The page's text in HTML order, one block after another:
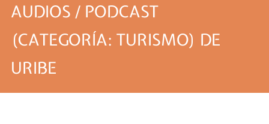
AUDIOS / PODCAST
(CATEGORÍA: TURISMO) DE
URIBE